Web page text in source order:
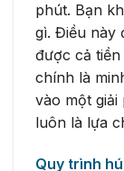
phút. Bạn
gì. Điều này
được cả
chính là
vào một
luôn là lựa
Quy trình